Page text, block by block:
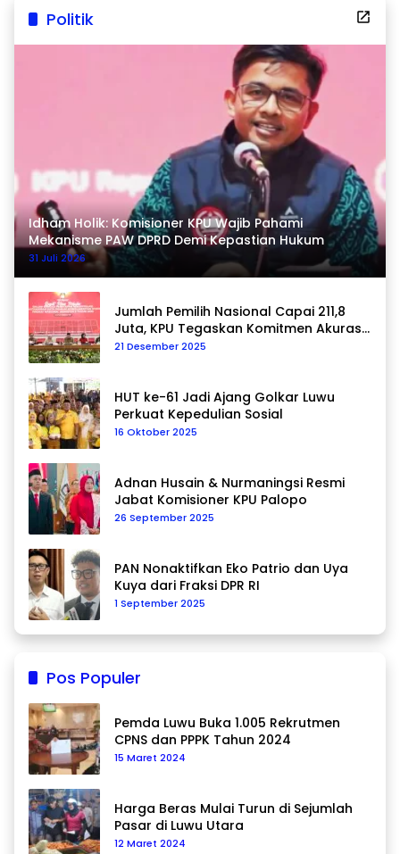
Politik
Idham Holik: Komisioner KPU Wajib Pahami
Mekanisme PAW DPRD Demi Kepastian Hukum
31 Juli 2026
Jumlah Pemilih Nasional Capai 211,8
Juta, KPU Tegaskan Komitmen Akurasi
Data Berkelanjutan
21 Desember 2025
HUT ke-61 Jadi Ajang Golkar Luwu
Perkuat Kepedulian Sosial
16 Oktober 2025
Adnan Husain & Nurmaningsi Resmi
Jabat Komisioner KPU Palopo
26 September 2025
PAN Nonaktifkan Eko Patrio dan Uya
Kuya dari Fraksi DPR RI
1 September 2025
Pos Populer
Pemda Luwu Buka 1.005 Rekrutmen
CPNS dan PPPK Tahun 2024
15 Maret 2024
Harga Beras Mulai Turun di Sejumlah
Pasar di Luwu Utara
12 Maret 2024